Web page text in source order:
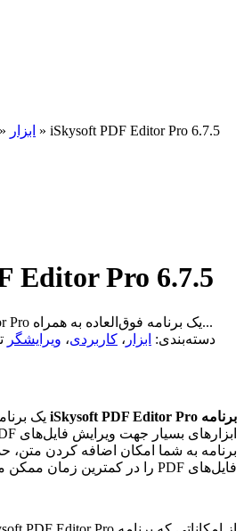
» ابزار » iSkysoft PDF Editor Pro 6.7.5
Editor Pro 6.7.5
برنامه iSkysoft PDF Editor Pro یک برنامه فوق‌العاده به همراه...
دسته‌بندی: ابزار ، کاربردی، ویرایشگر
برنامه iSkysoft PDF Editor Pro
یک
برنامه به شما امکان اضافه کردن
فایل‌های PDF را در کمترین زمان ممکن می‌دهد.